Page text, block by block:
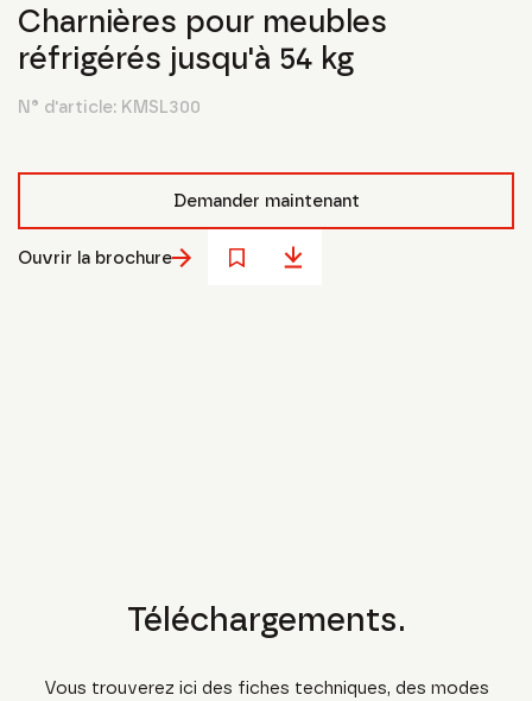
Charnières pour meubles
réfrigérés jusqu'à 54 kg
N° d'article: KMSL300
Demander maintenant
Ouvrir la brochure
Téléchargements.
Vous trouverez ici des fiches techniques, des modes